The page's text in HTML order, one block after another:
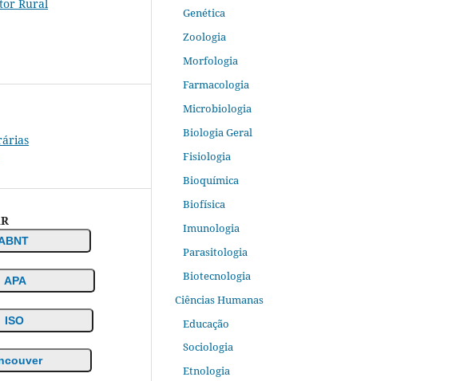
Rural
APA
ISO
Genética
Zoologia
Morfologia
Farmacologia
Microbiologia
Biologia Geral
Fisiologia
Bioquímica
Biofísica
Imunologia
Parasitologia
Biotecnologia
Ciências Humanas
Educação
Sociologia
Etnologia